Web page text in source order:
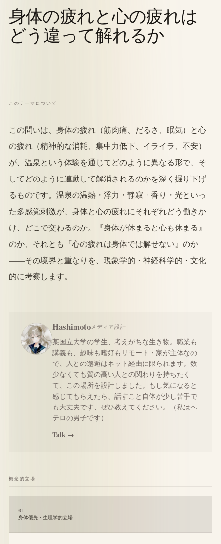
身体の疲れと心の疲れは
どう違って解れるか
このテーマについて
この問いは、身体の疲れ（筋肉痛、だるさ、眠気）と心
の疲れ（精神的な消耗、集中力低下、イライラ、不安）
が、温泉という体験を通じてどのように異なる形で、そ
してどのように連動して解消されるのかを深く掘り下げ
るものです。温泉の温熱・浮力・静寂・香り・光といっ
た多感覚刺激が、身体と心の疲れにそれぞれどう働きか
け、どこで交わるのか。『身体が休まると心も休まる』
のか、それとも『心の疲れは身体では解せない』のか
——その境界と重なりを、現象学的・神経科学的・文化
的に考察します。
Hashimotoメディア設計
某国立大学の学生、考えがちな生き物。職業も
講義も、趣味も嗜好もリモート・家が主体なの
で、人との邂逅はネット経由に限られます。数
少なくても質の高い人との関わりを持ちたく
て、この場所を設計しました。もし気になると
感じてもらえたら、話すこと自体が少し苦手で
も大丈夫です、ぜひ教えてください。（私はヘ
テロの男子です）
Talk →
概念的立場
01
身体優先・生理学的立場